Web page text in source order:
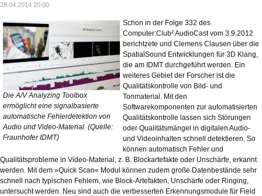
28.04.2014 20:00
Die A/V Analyzing Toolbox
ermöglicht eine signalbasierte
automatische Fehlerdetektion von
Audio und Video-Material. (Quelle:
Fraunhofer IDMT)
Schon in der Folge 332 des
Computer:Club² AudioCast vom 3.9.2012
berichtzete und Clemens Clausen über die
SpatialSound Entwicklungen für 3D Klang,
die am IDMT durchgeführt werden. Ein
weiteres Gebiet der Forscher ist die
Qualitätskontrolle von Bild- und
Tonmaterial. Mit den
Softwarekomponenten zur automatisierten
Qualitätskontrolle lassen sich Störungen
oder Qualitätsmängel in digitalen Audio-
und Videoinhalten schnell detektieren. So
können automatisch Fehler und
Qualitätsprobleme in Video-Material, z. B. Blockartefakte oder Unschärfe, erkannt
werden. Mit dem »Quick Scan« Modul können zudem große Datenbestände sehr
schnell nach typischen Fehlern, wie Block-Artefakten, Unschärfe oder Ringing,
untersucht werden. Neu sind auch die verbesserten Erkennungsmodule für Field